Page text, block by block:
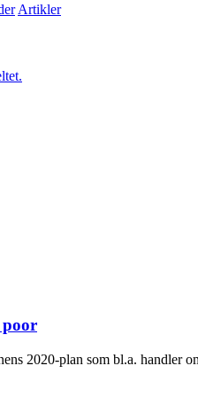
Artikler
poor
2020-plan som bl.a. handler